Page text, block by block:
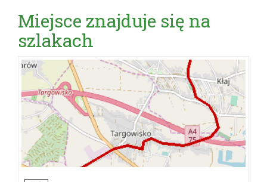
Miejsce znajduje się na
szlakach